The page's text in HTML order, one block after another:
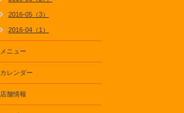
2016-05（3）
2016-04（1）
メニュー
カレンダー
店舗情報